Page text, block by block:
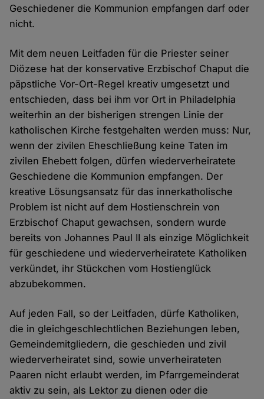
Geschiedener die Kommunion empfangen darf oder
nicht.
Mit dem neuen Leitfaden für die Priester seiner
Diözese hat der konservative Erzbischof Chaput die
päpstliche Vor-Ort-Regel kreativ umgesetzt und
entschieden, dass bei ihm vor Ort in Philadelphia
weiterhin an der bisherigen strengen Linie der
katholischen Kirche festgehalten werden muss: Nur,
wenn der zivilen Eheschließung keine Taten im
zivilen Ehebett folgen, dürfen wiederverheiratete
Geschiedene die Kommunion empfangen. Der
kreative Lösungsansatz für das innerkatholische
Problem ist nicht auf dem Hostienschrein von
Erzbischof Chaput gewachsen, sondern wurde
bereits von Johannes Paul II als einzige Möglichkeit
für geschiedene und wiederverheiratete Katholiken
verkündet, ihr Stückchen vom Hostienglück
abzubekommen.
Auf jeden Fall, so der Leitfaden, dürfe Katholiken,
die in gleichgeschlechtlichen Beziehungen leben,
Gemeindemitgliedern, die geschieden und zivil
wiederverheiratet sind, sowie unverheirateten
Paaren nicht erlaubt werden, im Pfarrgemeinderat
aktiv zu sein, als Lektor zu dienen oder die